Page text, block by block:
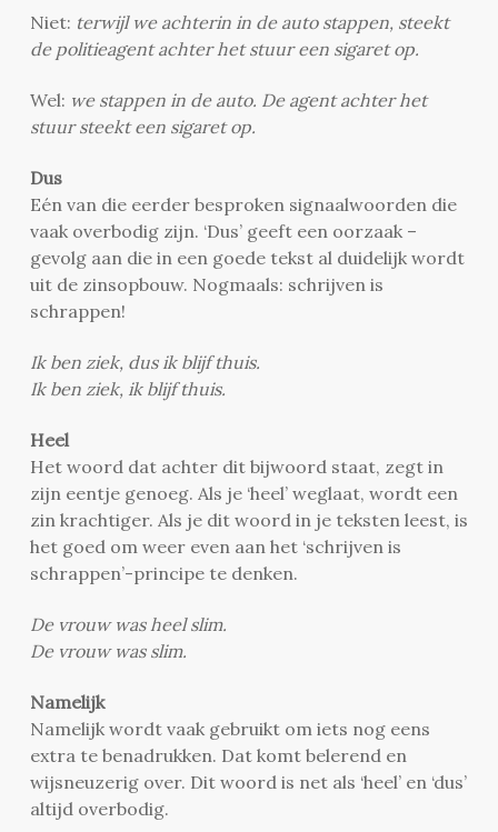
Niet: terwijl we achterin in de auto stappen, steekt
de politieagent achter het stuur een sigaret op.
Wel: we stappen in de auto. De agent achter het
stuur steekt een sigaret op.
Dus
Eén van die eerder besproken signaalwoorden die
vaak overbodig zijn. ‘Dus’ geeft een oorzaak –
gevolg aan die in een goede tekst al duidelijk wordt
uit de zinsopbouw. Nogmaals: schrijven is
schrappen!
Ik ben ziek, dus ik blijf thuis.
Ik ben ziek, ik blijf thuis.
Heel
Het woord dat achter dit bijwoord staat, zegt in
zijn eentje genoeg. Als je ‘heel’ weglaat, wordt een
zin krachtiger. Als je dit woord in je teksten leest, is
het goed om weer even aan het ‘schrijven is
schrappen’-principe te denken.
De vrouw was heel slim.
De vrouw was slim.
Namelijk
Namelijk wordt vaak gebruikt om iets nog eens
extra te benadrukken. Dat komt belerend en
wijsneuzerig over. Dit woord is net als ‘heel’ en ‘dus’
altijd overbodig.